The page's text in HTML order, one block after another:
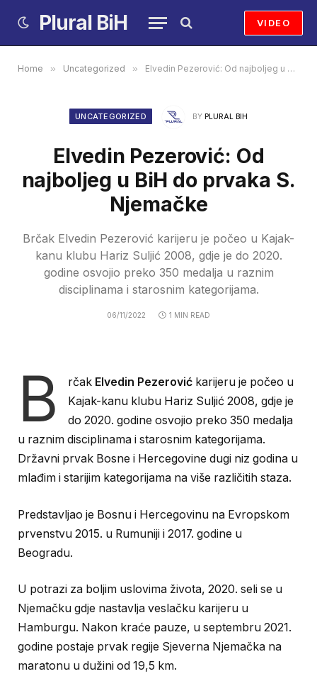
Plural BiH VIDEO
Home » Uncategorized » Elvedin Pezerović: Od najboljeg u BiH do prvaka S. Njemačke
UNCATEGORIZED BY PLURAL BIH
Elvedin Pezerović: Od
najboljeg u BiH do prvaka S.
Njemačke
Brčak Elvedin Pezerović karijeru je počeo u Kajak-
kanu klubu Hariz Suljić 2008, gdje je do 2020.
godine osvojio preko 350 medalja u raznim
disciplinama i starosnim kategorijama.
06/11/2022 1 MIN READ
B rčak Elvedin Pezerović karijeru je počeo u
Kajak-kanu klubu Hariz Suljić 2008, gdje je
do 2020. godine osvojio preko 350 medalja
u raznim disciplinama i starosnim kategorijama.
Državni prvak Bosne i Hercegovine dugi niz godina u
mlađim i starijim kategorijama na više različitih staza.
Predstavljao je Bosnu i Hercegovinu na Evropskom
prvenstvu 2015. u Rumuniji i 2017. godine u
Beogradu.
U potrazi za boljim uslovima života, 2020. seli se u
Njemačku gdje nastavlja veslačku karijeru u
Hamburgu. Nakon kraće pauze, u septembru 2021.
godine postaje prvak regije Sjeverna Njemačka na
maratonu u dužini od 19,5 km.